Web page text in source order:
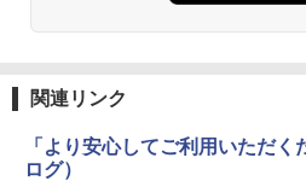
関連リンク
「より安心してご利用いただ
ログ）